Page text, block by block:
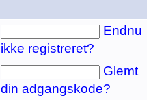
Endnu
ikke registreret?
Glemt
din adgangskode?